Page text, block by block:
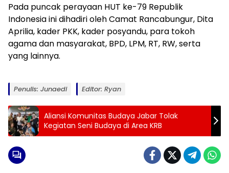
Pada puncak perayaan HUT ke-79 Republik
Indonesia ini dihadiri oleh Camat Rancabungur, Dita
Aprilia, kader PKK, kader posyandu, para tokoh
agama dan masyarakat, BPD, LPM, RT, RW, serta
yang lainnya.
Penulis: Junaedi Editor: Ryan
Aliansi Komunitas Budaya Jabar Tolak
Kegiatan Seni Budaya di Area KRB